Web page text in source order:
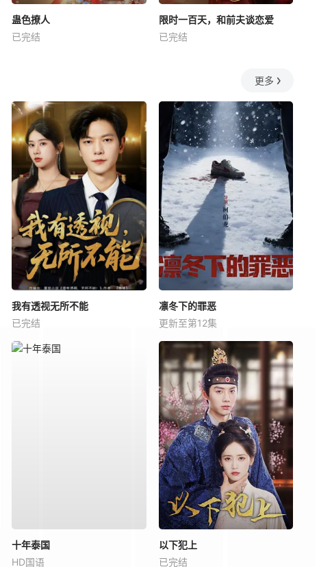
蛊色撩人
已完结
限时一百天，和前夫谈恋爱
已完结
更多
我有透视无所不能
已完结
凛冬下的罪恶
更新至第12集
十年泰国
HD国语
以下犯上
已完结